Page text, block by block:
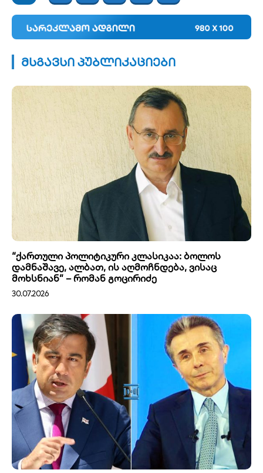
მსგავსი პუბლიკაციები
“ქართული პოლიტიკური კლასიკაა: ბოლოს
დამნაშავე, ალბათ, ის აღმოჩნდება, ვისაც
მოხსნიან” – რომან გოცირიძე
30.07.2026